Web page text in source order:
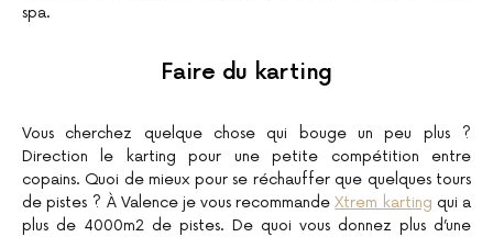
spa.
Faire du karting
Vous cherchez quelque chose qui bouge un peu plus ?
Direction le karting pour une petite compétition entre
copains. Quoi de mieux pour se réchauffer que quelques tours
de pistes ? À Valence je vous recommandeXtrem karting qui a
plus de 4000m2 de pistes. De quoi vous donnez plus d’une